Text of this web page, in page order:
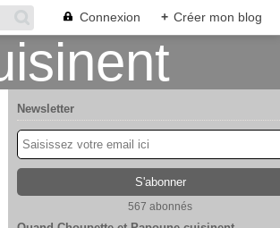
Connexion + Créer mon blog
Newsletter
567 abonnés